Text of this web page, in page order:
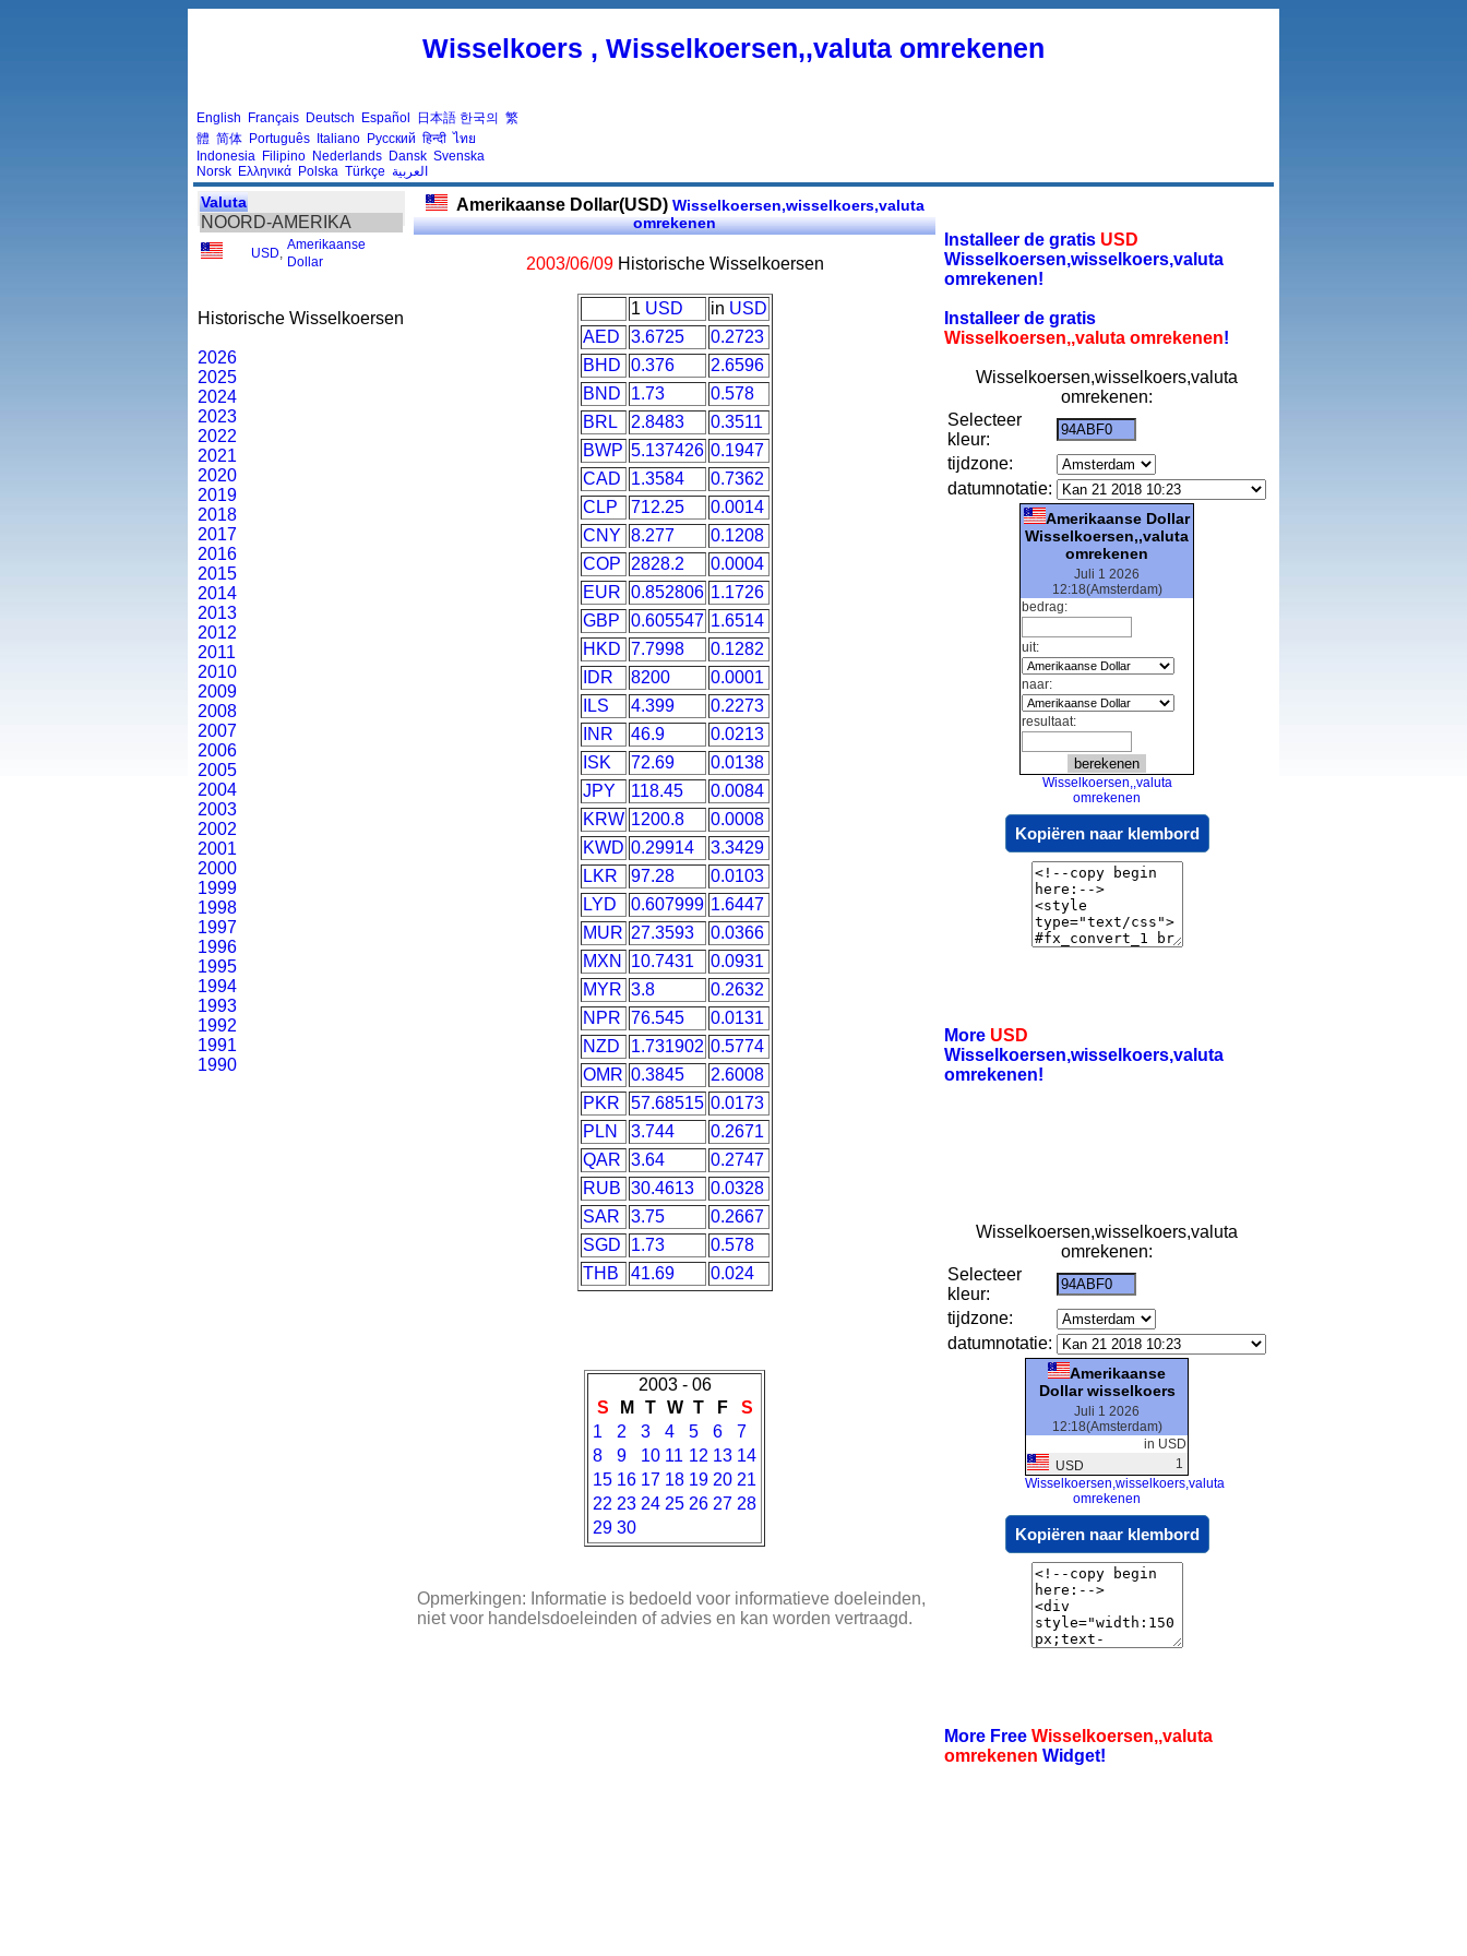
Wisselkoers , Wisselkoersen,,valuta omrekenen
English Français Deutsch Español 日本語 한국의 繁
體 简体 Português Italiano Русский हिन्दी ไทย
Indonesia Filipino Nederlands Dansk Svenska
Norsk Ελληνικά Polska Türkçe العربية
Valuta
NOORD-AMERIKA
USD
Amerikaanse
Dollar
Historische Wisselkoersen
2026
2025
2024
2023
2022
2021
2020
2019
2018
2017
2016
2015
2014
2013
2012
2011
2010
2009
2008
2007
2006
2005
2004
2003
2002
2001
2000
1999
1998
1997
1996
1995
1994
1993
1992
1991
1990
Amerikaanse Dollar(USD)Wisselkoersen,wisselkoers,valuta
omrekenen
2003/06/09Historische Wisselkoersen
1 USD in USD
AED
3.6725
0.2723
BHD 0.376
2.6596
BND
1.73
0.578
BRL
2.8483
0.3511
BWP 5.137426 0.1947
CAD
1.3584
0.7362
CLP
712.25
0.0014
CNY 8.277
0.1208
COP
2828.2
0.0004
EUR 0.852806 1.1726
GBP
0.605547 1.6514
HKD 7.7998
0.1282
IDR
8200
0.0001
ILS
4.399
0.2273
INR
46.9
0.0213
ISK
72.69
0.0138
JPY
118.45
0.0084
KRW 1200.8
0.0008
KWD 0.29914
3.3429
LKR
97.28
0.0103
LYD
0.607999 1.6447
MUR 27.3593
0.0366
MXN
10.7431
0.0931
MYR 3.8
0.2632
NPR 76.545
0.0131
NZD
1.731902 0.5774
OMR 0.3845
2.6008
PKR
57.68515 0.0173
PLN
3.744
0.2671
QAR 3.64
0.2747
RUB 30.4613
0.0328
SAR
3.75
0.2667
SGD
1.73
0.578
THB
41.69 0.024
2003 - 06
S
M T W T F
S
1
2 3 4 5 6
7
8
9 10 11 12 13 14
15 16 17 18 19 20 21
22 23 24 25 26 27 28
29 30
Opmerkingen: Informatie is bedoeld voor informatieve doeleinden,
niet voor handelsdoeleinden of advies en kan worden vertraagd.
Installeer de gratis USD
Wisselkoersen,wisselkoers,valuta
omrekenen!
Installeer de gratis
Wisselkoersen,,valuta omrekenen!
Wisselkoersen,wisselkoers,valuta
omrekenen:
Selecteer
kleur:
tijdzone:
datumnotatie:
Amerikaanse Dollar
Wisselkoersen,,valuta
omrekenen
Juli 1 2026
12:18(Amsterdam)
bedrag:
uit:
naar:
resultaat:
Wisselkoersen,,valuta
omrekenen
Kopiëren naar klembord
More USD
Wisselkoersen,wisselkoers,valuta
omrekenen!
Wisselkoersen,wisselkoers,valuta
omrekenen:
Selecteer
kleur:
tijdzone:
datumnotatie:
Amerikaanse
Dollar wisselkoers
Juli 1 2026
12:18(Amsterdam)
in USD
USD
1
Wisselkoersen,wisselkoers,valuta
omrekenen
Kopiëren naar klembord
More Free Wisselkoersen,,valuta
omrekenen Widget!